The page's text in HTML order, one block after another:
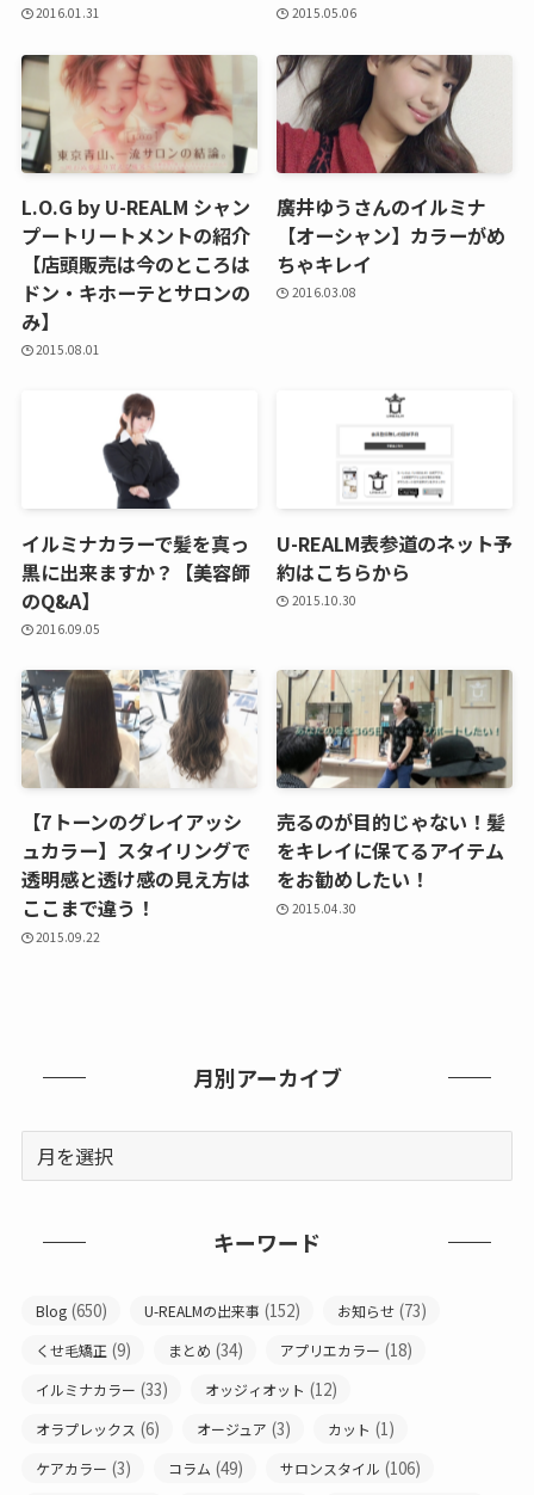
2016.01.31 2015.05.06
L.O.G by U-REALM シャン
プートリートメントの紹介
【店頭販売は今のところは
ドン・キホーテとサロンの
み】
2015.08.01
廣井ゆうさんのイルミナ
【オーシャン】カラーがめ
ちゃキレイ
2016.03.08
イルミナカラーで髪を真っ
黒に出来ますか？【美容師
のQ&A】
2016.09.05
U-REALM表参道のネット予
約はこちらから
2015.10.30
【7トーンのグレイアッシ
ュカラー】スタイリングで
透明感と透け感の見え方は
ここまで違う！
2015.09.22
売るのが目的じゃない！髪
をキレイに保てるアイテム
をお勧めしたい！
2015.04.30
月別アーカイブ
キーワード
Blog (650) U-REALMの出来事 (152) お知らせ (73)
くせ毛矯正 (9) まとめ (34) アプリエカラー (18)
イルミナカラー (33) オッジィオット (12)
オラプレックス (6) オージュア (3) カット (1)
ケアカラー (3) コラム (49) サロンスタイル (106)